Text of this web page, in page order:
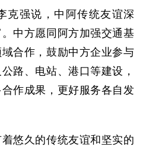
强说，中阿传统友谊深
中方愿同阿方加强交通基
合作，鼓励中方企业参与
路、电站、港口等建设，
作成果，更好服务各自发
久的传统友谊和坚实的